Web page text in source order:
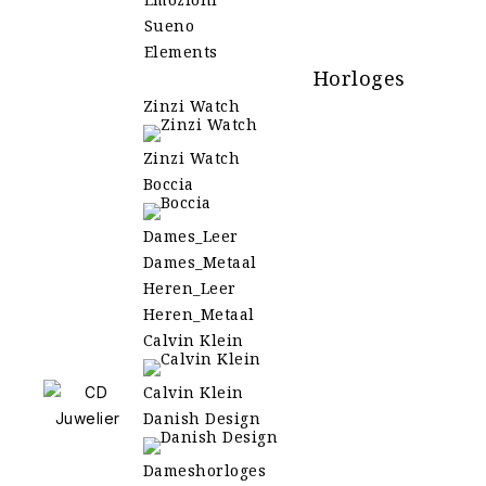
Sueno
Elements
Horloges
Zinzi Watch
Zinzi Watch
Boccia
Dames_Leer
Dames_Metaal
Heren_Leer
Heren_Metaal
Calvin Klein
Calvin Klein
Danish Design
Dameshorloges